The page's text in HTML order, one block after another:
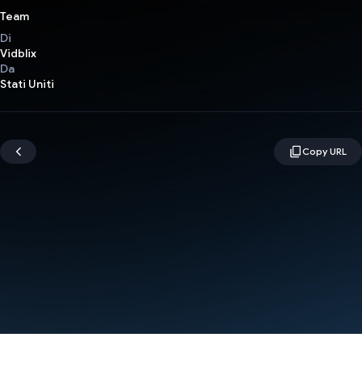
Team
Di
Vidblix
Da
Stati Uniti